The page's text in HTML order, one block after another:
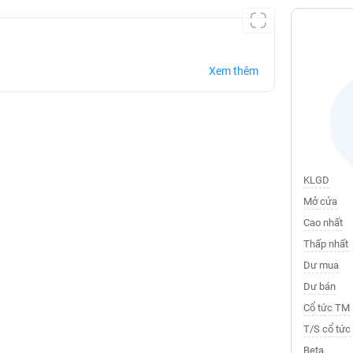
Xem thêm
KLGD
Mở cửa
Cao nhất
Thấp nhất
Dư mua
Dư bán
Cổ tức TM
T/S cổ tức
Beta